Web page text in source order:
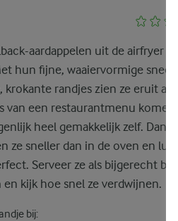
aardappelen uit de airfryer
hun fijne, waaiervormige
krokante randjes zien ze eruit
van een restaurantmenu
heel gemakkelijk zelf.
ze sneller dan in de oven en
Serveer ze als bijgerecht bij
kijk hoe snel ze verdwijnen.
bij: